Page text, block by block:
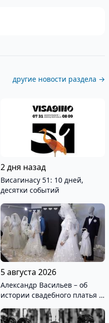
другие новости раздела →
2 дня назад
Висагинасу 51: 10 дней,
десятки событий
5 августа 2026
Александр Васильев – об
истории свадебного платья и
истории моды (видео)